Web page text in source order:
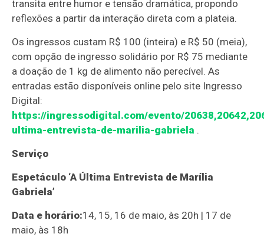
transita entre humor e tensão dramática, propondo
reflexões a partir da interação direta com a plateia.
Os ingressos custam R$ 100 (inteira) e R$ 50 (meia),
com opção de ingresso solidário por R$ 75 mediante
a doação de 1 kg de alimento não perecível. As
entradas estão disponíveis online pelo site Ingresso
Digital:
https://ingressodigital.com/evento/
ultima-entrevista-de-marilia-gabriela .
Serviço
Espetáculo ‘A Última Entrevista de Marília
Gabriela’
Data e horário:14, 15, 16 de maio, às 20h | 17 de
maio, às 18h